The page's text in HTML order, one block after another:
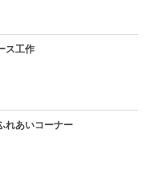
ス工作
れあいコーナー